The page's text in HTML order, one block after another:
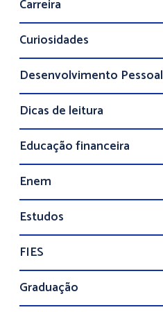
Carreira
Curiosidades
Desenvolvimento Pessoal
Dicas de leitura
Educação financeira
Enem
Estudos
FIES
Graduação